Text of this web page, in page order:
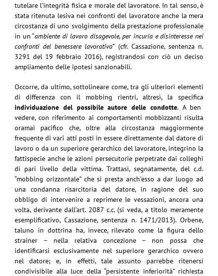
tutelare l’integrità fisica e morale del lavoratore. In tal senso, è
stata ritenuta lesiva nei confronti del lavoratore anche la mera
circostanza di uno svolgimento della prestazione professionale
in un “ambiente di lavoro disagevole, per incuria e disinteresse nei
confronti del benessere lavorativo” (cfr. Cassazione, sentenza n.
3291 del 19 febbraio 2016), registrandosi con ciò un deciso
ampliamento delle ipotesi sanzionabili.
Occorre, da ultimo, sottolineare come, tra gli ulteriori elementi
di differenza con il mobbing rientri, altresì, la specifica
individuazione del possibile autore delle condotte. A ben
vedere, con riferimento ai comportamenti mobbizzanti risulta
oramai pacifico che, oltre alla circostanza maggiormente
frequente di vari atti posti in essere direttamente dal datore di
lavoro o da un superiore gerarchico del lavoratore, integrino la
fattispecie anche le azioni persecutorie perpetrate dai colleghi
di pari livello della vittima. Trattasi, segnatamente, del c.d.
“mobbing orizzontale” che si presta anch’esso a dar luogo ad
una condanna risarcitoria del datore, in ragione del suo
obbligo di intervenire a reprimere le vessazioni, ancora una
volta, derivante dall’art. 2087 c.c. (si veda, a titolo meramente
esemplificativo, Cassazione, sentenza n. 1471/2013). Orbene,
taluno in dottrina ha, invece, rilevato come la figura dello
strainer – nella relativa concezione – non possa che
identificarsi esclusivamente nel superiore gerarchico ovvero
nel datore; e, in effetti, tale assunto parrebbe ritenersi
condivisibile alla luce della “persistente inferiorità” richiesta